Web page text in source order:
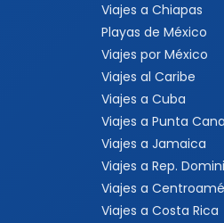
Viajes a Chiapas
Playas de México
Viajes por México
Viajes al Caribe
Viajes a Cuba
Viajes a Punta Cana
Viajes a Jamaica
Viajes a Rep.
Viajes a
Viajes a Costa Rica